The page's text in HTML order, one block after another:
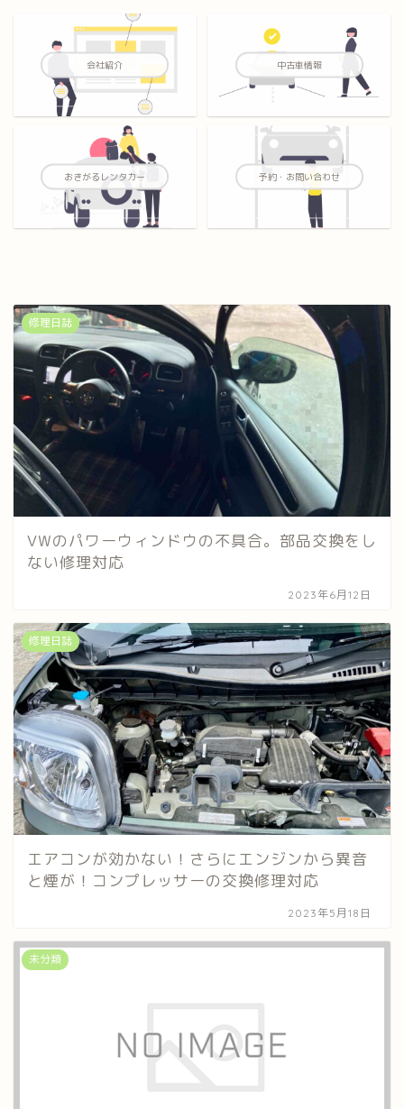
会社紹介 中古車情報
おきがるレンタカー 予約・お問い合わせ
修理日誌
VWのパワーウィンドウの不具合。部品交換をし
ない修理対応
2023年6月12日
修理日誌
エアコンが効かない！さらにエンジンから異音
と煙が！コンプレッサーの交換修理対応
2023年5月18日
未分類